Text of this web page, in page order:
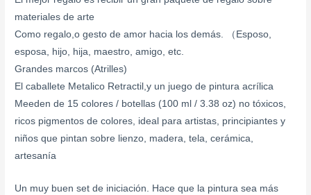
materiales de arte
Como regalo,o gesto de amor hacia los demás. （Esposo,
esposa, hijo, hija, maestro, amigo, etc.
Grandes marcos (Atrilles)
El caballete Metalico Retractil,y un juego de pintura acrílica
Meeden de 15 colores / botellas (100 ml / 3.38 oz) no tóxicos,
ricos pigmentos de colores, ideal para artistas, principiantes y
niños que pintan sobre lienzo, madera, tela, cerámica,
artesanía
Un muy buen set de iniciación. Hace que la pintura sea más